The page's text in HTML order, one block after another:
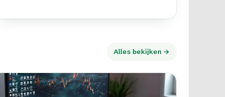
Alles bekijken →